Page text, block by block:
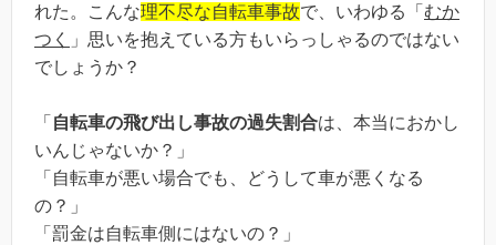
れた。こんな理不尽な自転車事故で、いわゆる「 むか
つく
」思いを抱えている方もいらっしゃるのではない
でしょうか？
「 自転車の飛び出し事故の過失割合は、本当におかし
いんじゃないか？」
「自転車が悪い場合でも、どうして車が悪くなる
の？」
「罰金は自転車側にはないの？」